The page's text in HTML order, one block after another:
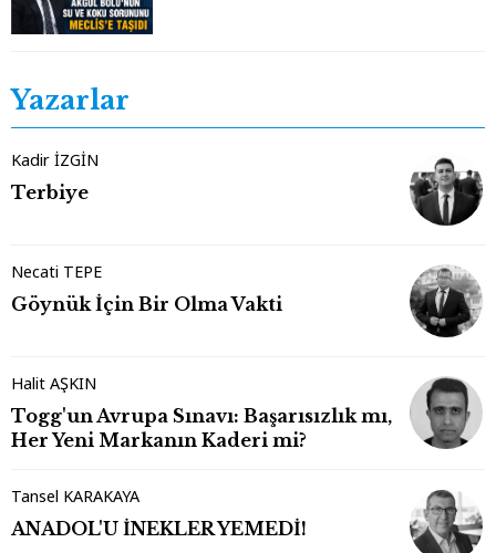
Yazarlar
Kadir İZGİN
Terbiye
Necati TEPE
Göynük İçin Bir Olma Vakti
Halit AŞKIN
Togg'un Avrupa Sınavı: Başarısızlık mı,
Her Yeni Markanın Kaderi mi?
Tansel KARAKAYA
ANADOL'U İNEKLER YEMEDİ!